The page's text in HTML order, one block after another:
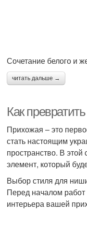
Сочетание белого и
читать дальше →
Как
Прихожая – это
стать настоящим
пространство. В
элемент, который
Выбор стиля для
Перед началом работ
интерьера вашей